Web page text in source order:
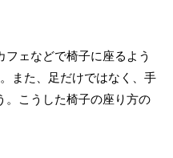
ェなどで椅子に座るよう
また、足だけではなく、手
。こうした椅子の座り方の